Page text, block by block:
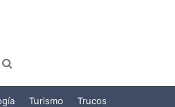
por
Turismo Trucos